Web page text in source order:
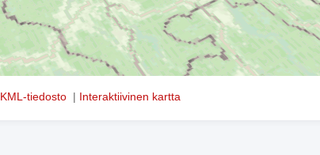
KML-tiedosto | Interaktiivinen kartta